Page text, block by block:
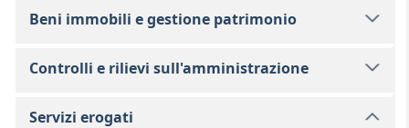
Beni immobili e gestione patrimonio
Controlli e rilievi sull'amministrazione
Servizi erogati